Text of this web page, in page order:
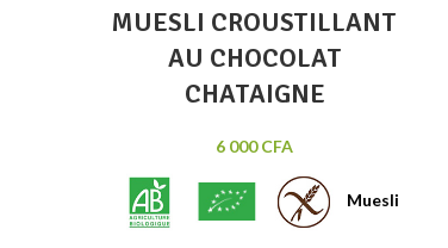
MUESLI CROUSTILLANT
AU CHOCOLAT
CHATAIGNE
6 000CFA
Muesli